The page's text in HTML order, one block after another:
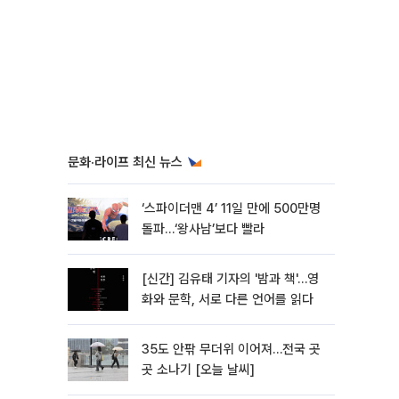
문화·라이프 최신 뉴스
‘스파이더맨 4’ 11일 만에 500만명
돌파…‘왕사남’보다 빨라
[신간] 김유태 기자의 '밤과 책'…영
화와 문학, 서로 다른 언어를 읽다
35도 안팎 무더위 이어져…전국 곳
곳 소나기 [오늘 날씨]